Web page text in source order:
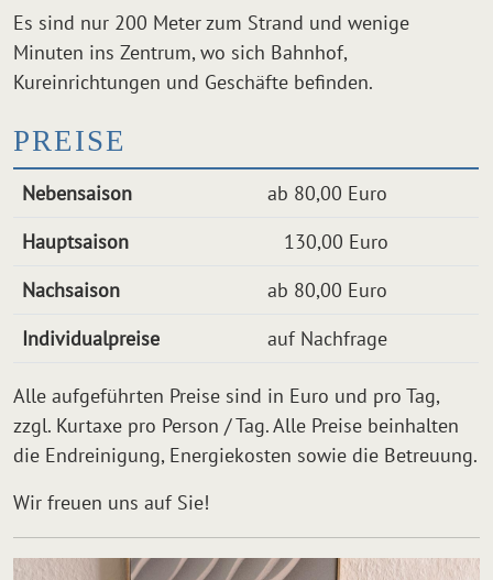
Es sind nur 200 Meter zum Strand und wenige
Minuten ins Zentrum, wo sich Bahnhof,
Kureinrichtungen und Geschäfte befinden.
PREISE
Nebensaison
ab 80,00 Euro
Hauptsaison
130,00 Euro
Nachsaison
ab 80,00 Euro
Individualpreise
auf Nachfrage
Alle aufgeführten Preise sind in Euro und pro Tag,
zzgl. Kurtaxe pro Person / Tag. Alle Preise beinhalten
die Endreinigung, Energiekosten sowie die Betreuung.
Wir freuen uns auf Sie!